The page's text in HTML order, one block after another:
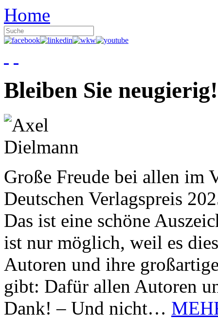
Home
Bleiben Sie neugierig!
Große Freude bei allen im
Deutschen Verlagspreis
Das ist eine schöne
ist nur möglich, weil es
Autoren und ihre
gibt: Dafür allen Autoren
Dank! – Und nicht…